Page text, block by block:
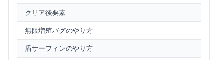
クリア後要素
無限増殖バグのやり方
盾サーフィンのやり方